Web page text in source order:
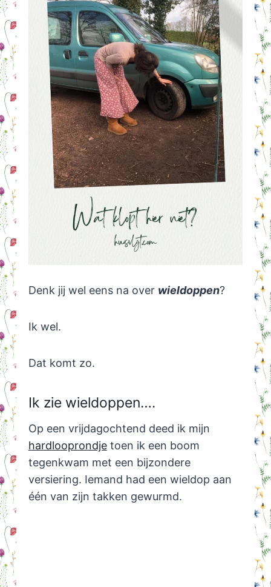
Denk jij wel eens na over wieldoppen?
Ik wel.
Dat komt zo.
Ik zie wieldoppen….
Op een vrijdagochtend deed ik mijn
hardlooprondjetoen ik een boom
tegenkwam met een bijzondere
versiering. Iemand had een wieldop aan
één van zijn takken gewurmd.